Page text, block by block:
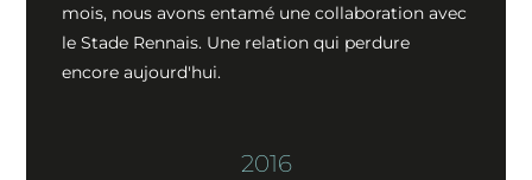
mois, nous avons entamé une collaboration avec
le Stade Rennais. Une relation qui perdure
encore aujourd'hui.
2016